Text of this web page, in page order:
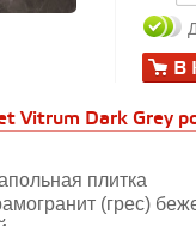
Vitrum Dark Grey
плитка
(грес)
В